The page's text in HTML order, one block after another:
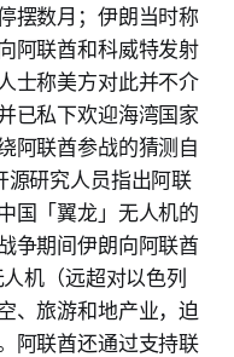
摆数月；伊朗当时称
阿联酋和科威特发射
士称美方对此并不介
已私下欢迎海湾国家
阿联酋参战的猜测自
源研究人员指出阿联
国「翼龙」无人机的
争期间伊朗向阿联酋
机（远超对以色列
、旅游和地产业，迫
阿联酋还通过支持联